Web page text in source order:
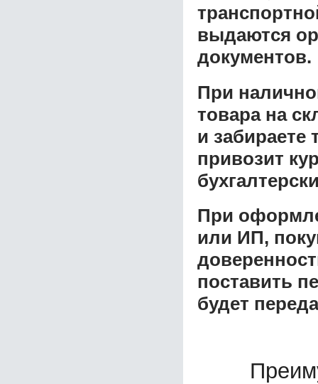
выдаются
документов.
При
товара на
и забираете
привозит
При
или ИП,
поставить
будет